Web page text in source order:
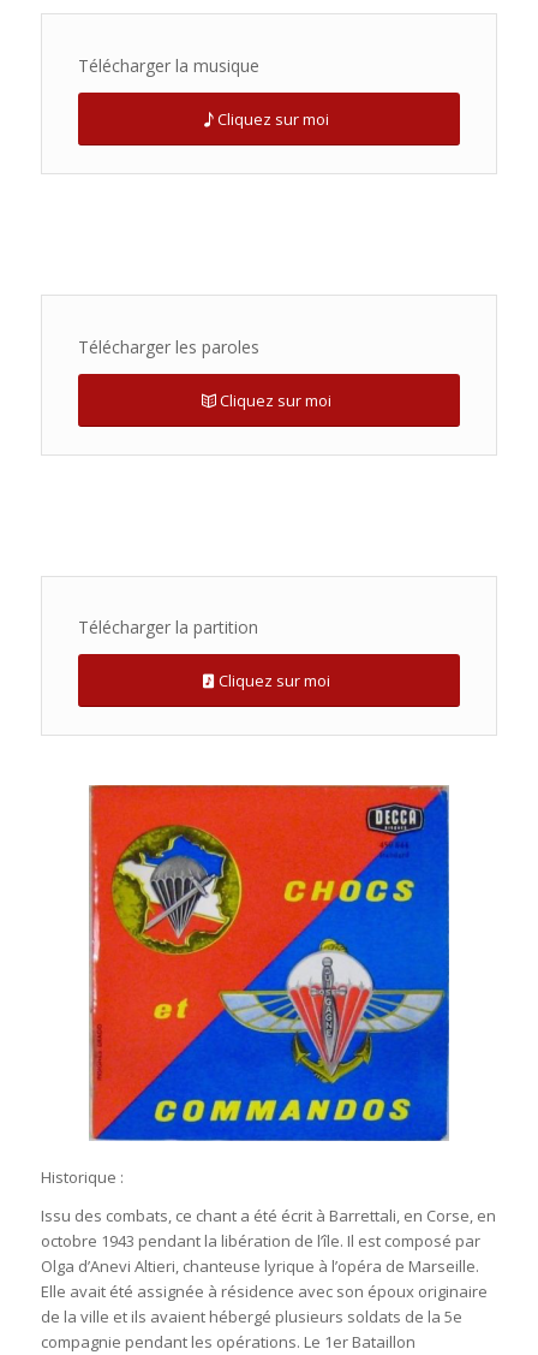
Télécharger la musique
Cliquez sur moi
Télécharger les paroles
Cliquez sur moi
Télécharger la partition
Cliquez sur moi
Historique :
Issu des combats, ce chant a été écrit à Barrettali, en Corse, en
octobre 1943 pendant la libération de l’île. Il est composé par
Olga d’Anevi Altieri, chanteuse lyrique à l’opéra de Marseille.
Elle avait été assignée à résidence avec son époux originaire
de la ville et ils avaient hébergé plusieurs soldats de la 5e
compagnie pendant les opérations. Le 1er Bataillon